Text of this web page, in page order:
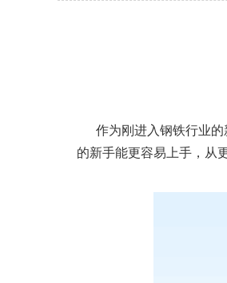
作为刚进入钢铁行业的
的新手能更容易上手，从